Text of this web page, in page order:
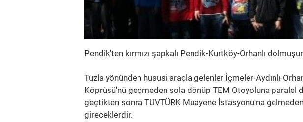
Pendik'ten kırmızı şapkalı Pendik-Kurtköy-Orhanlı
Tuzla yönünden hususi araçla gelenler İçmeler-Aydınlı-
Köprüsü'nü geçmeden sola dönüp TEM Otoyoluna paralel
geçtikten sonra TUVTÜRK Muayene İstasyonu'na
gireceklerdir.